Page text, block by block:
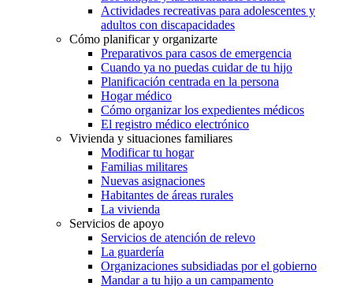
Actividades recreativas para adolescentes y
adultos con discapacidades
Cómo planificar y organizarte
Preparativos para casos de emergencia
Cuando ya no puedas cuidar de tu hijo
Planificación centrada en la persona
Hogar médico
Cómo organizar los expedientes médicos
El registro médico electrónico
Vivienda y situaciones familiares
Modificar tu hogar
Familias militares
Nuevas asignaciones
Habitantes de áreas rurales
La vivienda
Servicios de apoyo
Servicios de atención de relevo
La guardería
Organizaciones subsidiadas por el gobierno
Mandar a tu hijo a un campamento